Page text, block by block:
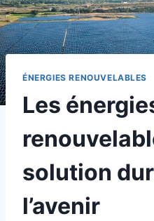
ÉNERGIES RENOUVELABLES
Les
solution
l’avenir